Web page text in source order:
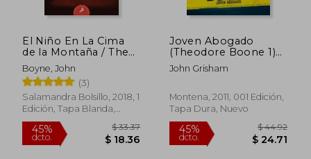
El Niño En La Cima
de la Montaña / The
Boy at the Top of the
Mountain
Boyne, John
(3)
Salamandra Bolsillo, 2018, 1
Edición, Tapa Blanda,
Nuevo
Joven Abogado
(Theodore Boone 1)
(Jóvenes Lectores)
John Grisham
Montena, 2011, 001 Edición,
Tapa Dura, Nuevo